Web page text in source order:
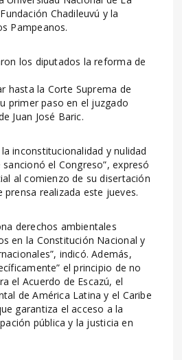
Chadileuvú y la
Pampeanos.
los diputados la reforma de
hasta la Corte Suprema de
primer paso en el juzgado
Juan José Baric.
inconstitucionalidad y nulidad
el Congreso”, expresó
al comienzo de su disertación
prensa realizada este jueves.
derechos ambientales
en la Constitución Nacional y
indicó. Además,
el principio de no
el Acuerdo de Escazú, el
de América Latina y el Caribe
garantiza el acceso a la
pública y la justicia en